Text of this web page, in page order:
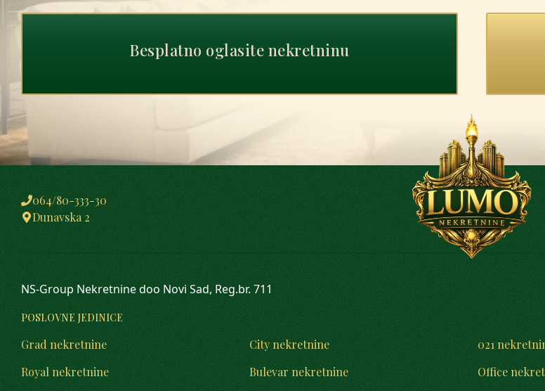
Besplatno oglasite nekretninu
064/80-333-30
Dunavska 2
NS-Group Nekretnine doo Novi Sad, Reg.br. 711
POSLOVNE JEDINICE
Grad nekretnine City nekretnine 021
Royal nekretnine
Bulevar nekretnine Office